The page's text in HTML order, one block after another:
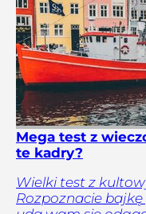
Mega test z
te kadry?
Wielki test z
Rozpoznacie